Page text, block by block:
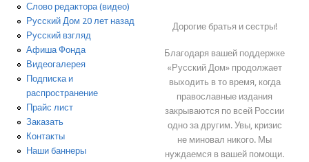
Слово редактора (видео)
Русский Дом 20 лет назад
Русский взгляд
Афиша Фонда
Видеогалерея
Подписка и
распространение
Прайс лист
Заказать
Контакты
Наши баннеры
Дорогие братья и сестры!
Благодаря вашей поддержке
«Русский Дом» продолжает
выходить в то время, когда
православные издания
закрываются по всей России
одно за другим. Увы, кризис
не миновал никого. Мы
нуждаемся в вашей помощи.